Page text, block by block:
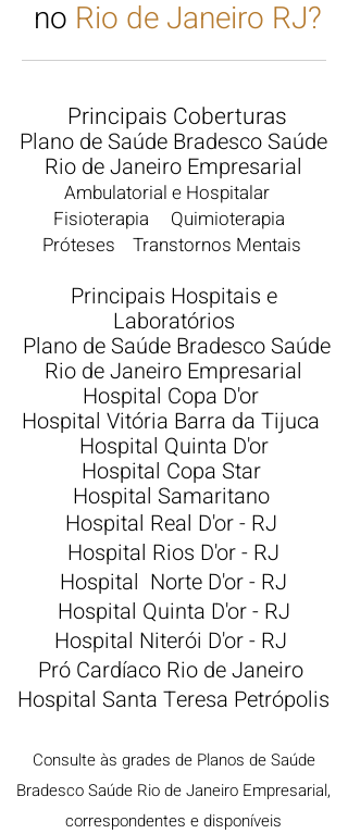
no Rio de Janeiro RJ?
Principais Coberturas
Plano de Saúde Bradesco Saúde
Rio de Janeiro Empresarial
Ambulatorial e Hospitalar
Fisioterapia Quimioterapia
Próteses Transtornos Mentais
Principais Hospitais e
Laboratórios
Plano de Saúde Bradesco Saúde
Rio de Janeiro Empresarial
Hospital Copa D'or
Hospital Vitória Barra da Tijuca
Hospital Quinta D'or
Hospital Copa Star
Hospital Samaritano
Hospital Real D'or - RJ
Hospital Rios D'or - RJ
Hospital Norte D'or - RJ
Hospital Quinta D'or - RJ
Hospital Niterói D'or - RJ
Pró Cardíaco Rio de Janeiro
Hospital Santa Teresa Petrópolis
Consulte às grades de Planos de Saúde
Bradesco Saúde Rio de Janeiro Empresarial,
correspondentes e disponíveis